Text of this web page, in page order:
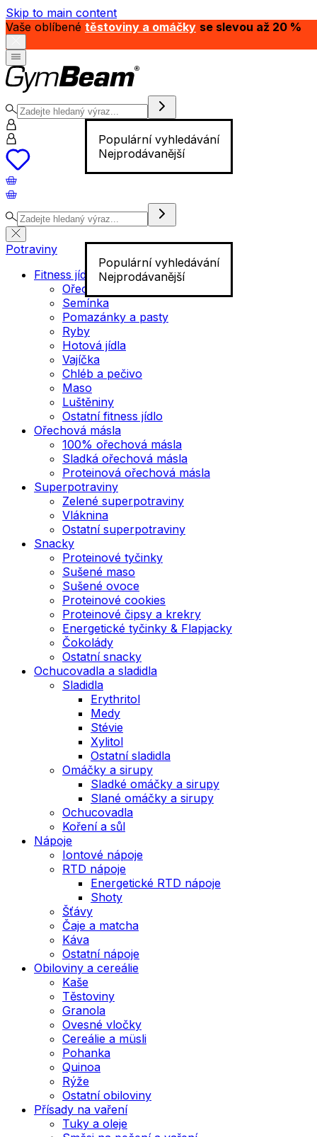
Skip to main content
Vaše oblíbené těstoviny a omáčky se slevou až 20 %
Populární vyhledávání
Nejprodávanější
Populární vyhledávání
Nejprodávanější
Potraviny
Fitness jídlo
Ořechy
Semínka
Pomazánky a pasty
Ryby
Hotová jídla
Vajíčka
Chléb a pečivo
Maso
Luštěniny
Ostatní fitness jídlo
Ořechová másla
100% ořechová másla
Sladká ořechová másla
Proteinová ořechová másla
Superpotraviny
Zelené superpotraviny
Vláknina
Ostatní superpotraviny
Snacky
Proteinové tyčinky
Sušené maso
Sušené ovoce
Proteinové cookies
Proteinové čipsy a krekry
Energetické tyčinky & Flapjacky
Čokolády
Ostatní snacky
Ochucovadla a sladidla
Sladidla
Erythritol
Medy
Stévie
Xylitol
Ostatní sladidla
Omáčky a sirupy
Sladké omáčky a sirupy
Slané omáčky a sirupy
Ochucovadla
Koření a sůl
Nápoje
Iontové nápoje
RTD nápoje
Energetické RTD nápoje
Shoty
Šťávy
Čaje a matcha
Káva
Ostatní nápoje
Obiloviny a cereálie
Kaše
Těstoviny
Granola
Ovesné vločky
Cereálie a müsli
Pohanka
Quinoa
Rýže
Ostatní obiloviny
Přísady na vaření
Tuky a oleje